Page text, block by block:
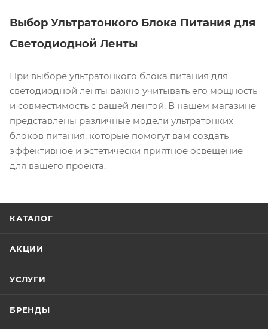
Выбор Ультратонкого Блока Питания для
Светодиодной Ленты
При выборе ультратонкого блока питания для
светодиодной ленты важно учитывать его мощность
и совместимость с вашей лентой. В нашем магазине
представлены различные модели ультратонких
блоков питания, которые помогут вам создать
эффективное и эстетически приятное освещение
для вашего проекта.
КАТАЛОГ
АКЦИИ
УСЛУГИ
БРЕНДЫ